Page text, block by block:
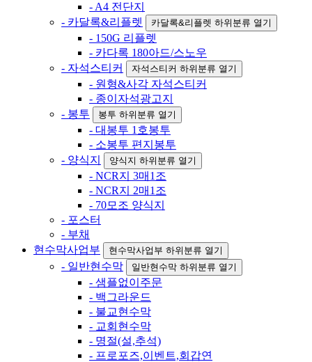
- A4 전단지
- 카달록&리플렛
카달록&리플렛 하위분류 열기
- 150G 리플렛
- 카다록 180아드/스노우
- 자석스티커
자석스티커 하위분류 열기
- 원형&사각 자석스티커
- 종이자석광고지
- 봉투
봉투 하위분류 열기
- 대봉투 1호봉투
- 소봉투 편지봉투
- 양식지
양식지 하위분류 열기
- NCR지 3매1조
- NCR지 2매1조
- 70모조 양식지
- 포스터
- 부채
현수막사업부
현수막사업부 하위분류 열기
- 일반현수막 일반현수막 하위분류 열기
- 샘플없이주문
- 백그라운드
- 불교현수막
- 교회현수막
- 명절(설,추석)
- 프로포즈,이벤트,회갑연